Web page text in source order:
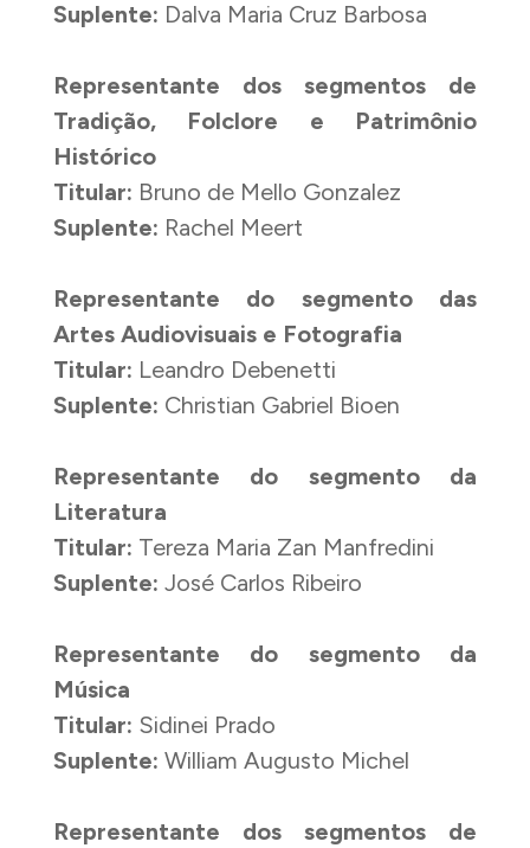
Suplente: Dalva Maria Cruz Barbosa
Representante dos segmentos de
Tradição, Folclore e Patrimônio
Histórico
Titular: Bruno de Mello Gonzalez
Suplente: Rachel Meert
Representante do segmento das
Artes Audiovisuais e Fotografia
Titular: Leandro Debenetti
Suplente: Christian Gabriel Bioen
Representante do segmento da
Literatura
Titular: Tereza Maria Zan Manfredini
Suplente: José Carlos Ribeiro
Representante do segmento da
Música
Titular: Sidinei Prado
Suplente: William Augusto Michel
Representante dos segmentos de